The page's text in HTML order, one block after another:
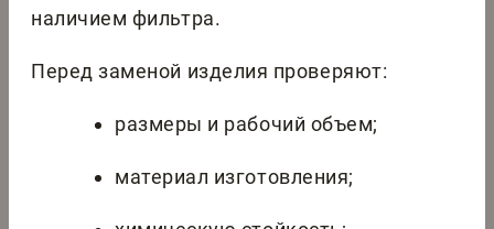
наличием фильтра.
Перед заменой изделия проверяют:
размеры и рабочий объем;
материал изготовления;